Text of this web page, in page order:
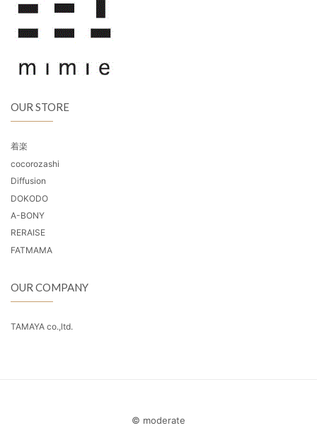
OUR STORE
着楽
cocorozashi
Diffusion
DOKODO
A-BONY
RERAISE
FATMAMA
OUR COMPANY
TAMAYA co.,ltd.
© moderate